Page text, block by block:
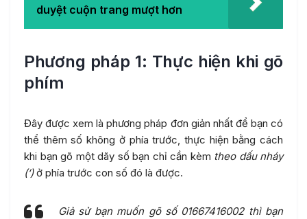
duyệt cuộn trang mượt hơn
Phương pháp 1: Thực hiện khi gõ
phím
Đây được xem là phương pháp đơn giản nhất để bạn có
thể thêm số không ở phía trước, thực hiện bằng cách
khi bạn gõ một dãy số bạn chỉ cần kèm theo dấu nháy
(‘)ở phía trước con số đó là được.
Giả sử bạn muốn gõ số 01667416002 thì bạn